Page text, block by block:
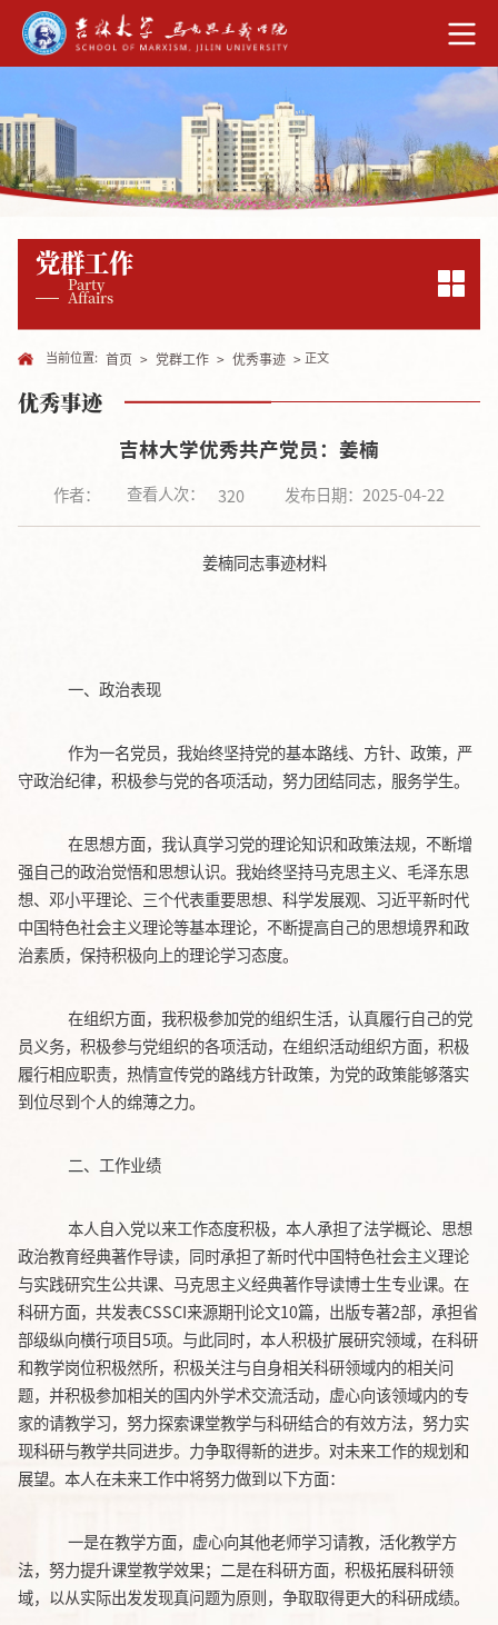
党群工作
Party
Affairs
当前位置: 首页 > 党群工作 > 优秀事迹 > 正文
优秀事迹
吉林大学优秀共产党员：姜楠
作者： 查看人次： 320 发布日期：2025-04-22
姜楠同志事迹材料
一、 政治表现
作为一名党员，我始终坚持党的基本路线、方针、政策，严
守政治纪律，积极参与党的各项活动，努力团结同志，服务学生。
在思想方面，我认真学习党的理论知识和政策法规，不断增
强自己的政治觉悟和思想认识。我始终坚持马克思主义、毛泽东思
想、邓小平理论、三个代表重要思想、科学发展观、习近平新时代
中国特色社会主义理论等基本理论，不断提高自己的思想境界和政
治素质，保持积极向上的理论学习态度。
在组织方面，我积极参加党的组织生活，认真履行自己的党
员义务，积极参与党组织的各项活动，在组织活动组织方面，积极
履行相应职责，热情宣传党的路线方针政策，为党的政策能够落实
到位尽到个人的绵薄之力。
二、工作业绩
本人自入党以来工作态度积极，本人承担了法学概论、思想
政治教育经典著作导读，同时承担了新时代中国特色社会主义理论
与实践研究生公共课、马克思主义经典著作导读博士生专业课。在
科研方面，共发表CSSCI来源期刊论文10篇，出版专著2部，承担省
部级纵向横行项目5项。与此同时，本人积极扩展研究领域，在科研
和教学岗位积极然所，积极关注与自身相关科研领域内的相关问
题，并积极参加相关的国内外学术交流活动，虚心向该领域内的专
家的请教学习，努力探索课堂教学与科研结合的有效方法，努力实
现科研与教学共同进步。力争取得新的进步。对未来工作的规划和
展望。本人在未来工作中将努力做到以下方面：
一是在教学方面，虚心向其他老师学习请教，活化教学方
法，努力提升课堂教学效果；二是在科研方面，积极拓展科研领
域，以从实际出发发现真问题为原则，争取取得更大的科研成绩。